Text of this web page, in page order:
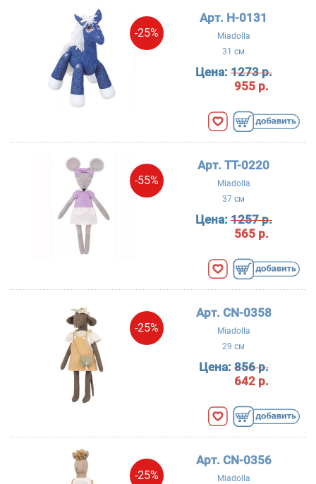
-25%
Арт. H-0131
Miadolla
31 см
Цена:1273 р.
955 р.
-55%
Арт. TT-0220
Miadolla
37 см
Цена:1257 р.
565 р.
-25%
Арт. CN-0358
Miadolla
29 см
Цена:856 р.
642 р.
-25%
Арт. CN-0356
Miadolla